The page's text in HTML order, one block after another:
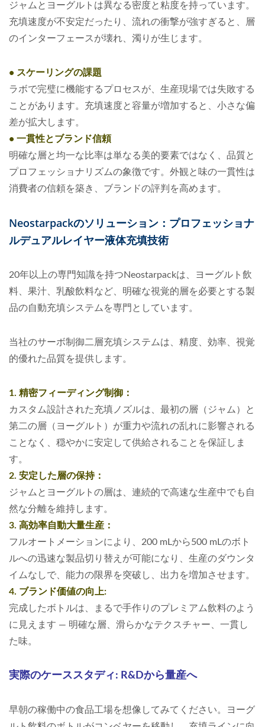
ジャムとヨーグルトは異なる密度と粘度を持っています。
充填速度が不安定だったり、流れの衝撃が強すぎると、層
のインターフェースが壊れ、濁りが生じます。
• スケーリングの課題
ラボで完璧に機能するプロセスが、生産現場では失敗する
ことがあります。充填速度と容量が増加すると、小さな偏
差が拡大します。
• 一貫性とブランド信頼
明確な層と均一な比率は単なる美的要素ではなく、品質と
プロフェッショナリズムの象徴です。外観と味の一貫性は
消費者の信頼を築き、ブランドの評判を高めます。
Neostarpackのソリューション：プロフェッショナ
ルデュアルレイヤー液体充填技術
20年以上の専門知識を持つNeostarpackは、ヨーグルト飲
料、果汁、乳酸飲料など、明確な視覚的層を必要とする製
品の自動充填システムを専門としています。
当社のサーボ制御二層充填システムは、精度、効率、視覚
的優れた品質を提供します。
1. 精密フィーディング制御：
カスタム設計された充填ノズルは、最初の層（ジャム）と
第二の層（ヨーグルト）が重力や流れの乱れに影響される
ことなく、穏やかに安定して供給されることを保証しま
す。
2. 安定した層の保持：
ジャムとヨーグルトの層は、連続的で高速な生産中でも自
然な分離を維持します。
3. 高効率自動大量生産：
フルオートメーションにより、200 mLから500 mLのボト
ルへの迅速な製品切り替えが可能になり、生産のダウンタ
イムなしで、能力の限界を突破し、出力を増加させます。
4. ブランド価値の向上:
完成したボトルは、まるで手作りのプレミアム飲料のよう
に見えます — 明確な層、滑らかなテクスチャー、一貫し
た味。
実際のケーススタディ: R&Dから量産へ
早朝の稼働中の食品工場を想像してみてください。ヨーグ